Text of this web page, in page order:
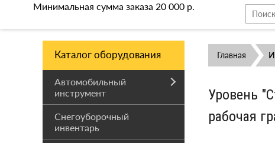
Минимальная сумма заказа 20 000 р.
Каталог оборудования
Автомобильный
инструмент
Снегоуборочный
инвентарь
Главная
Уровень
рабочая